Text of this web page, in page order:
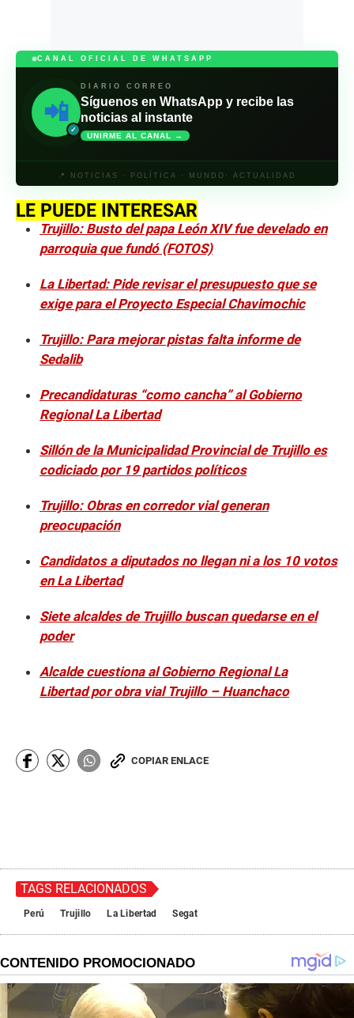
CANAL OFICIAL DE WHATSAPP
📲
✓
DIARIO CORREO
Síguenos en WhatsApp y recibe las
noticias al instante
UNIRME AL CANAL →
📍 NOTICIAS · POLÍTICA · MUNDO· ACTUALIDAD
LE PUEDE INTERESAR
Trujillo: Busto del papa León XIV fue develado en
parroquia que fundó (FOTOS)
La Libertad: Pide revisar el presupuesto que se
exige para el Proyecto Especial Chavimochic
Trujillo: Para mejorar pistas falta informe de
Sedalib
Precandidaturas “como cancha” al Gobierno
Regional La Libertad
Sillón de la Municipalidad Provincial de Trujillo es
codiciado por 19 partidos políticos
Trujillo: Obras en corredor vial generan
preocupación
Candidatos a diputados no llegan ni a los 10 votos
en La Libertad
Siete alcaldes de Trujillo buscan quedarse en el
poder
Alcalde cuestiona al Gobierno Regional La
Libertad por obra vial Trujillo – Huanchaco
COPIAR ENLACE
TAGS RELACIONADOS
Perú Trujillo La Libertad Segat